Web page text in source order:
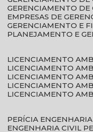
GERENCIAMENTO
EMPRESAS DE
GERENCIAMENTO E
PLANEJAMENTO E
LICENCIAMENTO
LICENCIAMENTO
LICENCIAMENTO
LICENCIAMENTO
LICENCIAMENTO
PERÍCIA
ENGENHARIA CIVIL